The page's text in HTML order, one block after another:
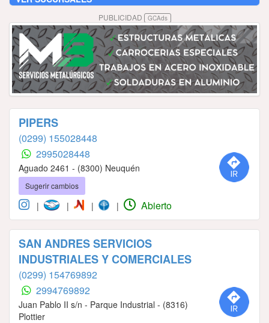
PUBLICIDAD GCAds
PIPERS
(0299) 155028448
2995028448
Aguado 2461 - (8300) Neuquén
Sugerir cambios
| | | | Abierto
SAN ANDRES SERVICIOS
INDUSTRIALES Y COMERCIALES
(0299) 154769892
2994769892
Juan Pablo II s/n - Parque Industrial - (8316)
Plottier